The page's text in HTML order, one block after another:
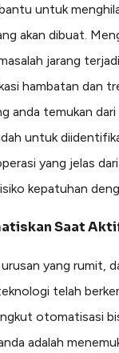
untuk
akan dibuat.
jarang
hambatan dan
anda temukan
untuk
yang jelas
kepatuhan
Saat
urusan yang rumit,
telah
otomatisasi
adalah